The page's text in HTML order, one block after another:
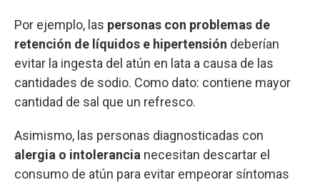
Por ejemplo, las personas con problemas de
retención de líquidos e hipertensión deberían
evitar la ingesta del atún en lata a causa de las
cantidades de sodio. Como dato: contiene mayor
cantidad de sal que un refresco.
Asimismo, las personas diagnosticadas con
alergia o intolerancia necesitan descartar el
consumo de atún para evitar empeorar síntomas